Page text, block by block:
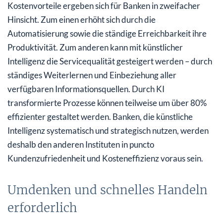
Kostenvorteile ergeben sich für Banken in zweifacher
Hinsicht. Zum einen erhöht sich durch die
Automatisierung sowie die ständige Erreichbarkeit ihre
Produktivität. Zum anderen kann mit künstlicher
Intelligenz die Servicequalität gesteigert werden – durch
ständiges Weiterlernen und Einbeziehung aller
verfügbaren Informationsquellen. Durch KI
transformierte Prozesse können teilweise um über 80%
effizienter gestaltet werden. Banken, die künstliche
Intelligenz systematisch und strategisch nutzen, werden
deshalb den anderen Instituten in puncto
Kundenzufriedenheit und Kosteneffizienz voraus sein.
Umdenken und schnelles Handeln
erforderlich